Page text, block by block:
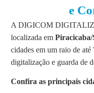
e
A DIGICOM
localizada emPiracicaba/
cidades em um raio de até
digitalização e guarda de
Confira as principais